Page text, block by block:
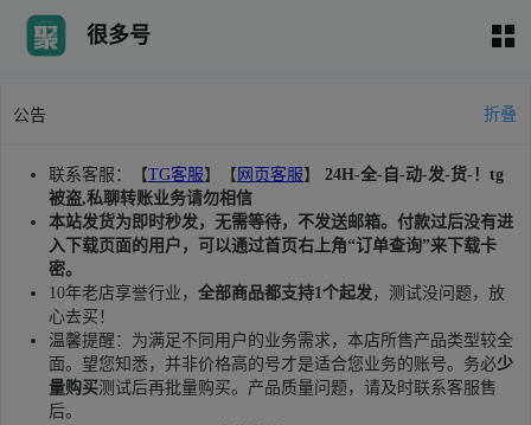
很多号
公告 折叠
联系客服：【TG客服】【 网页客服】 24H-全-自-动-发-货-！tg
被盗,私聊转账业务请勿相信
本站发货为即时秒发，无需等待，不发送邮箱。付款过后没有进
入下载页面的用户，可以通过首页右上角“订单查询”来下载卡
密。
10年老店享誉行业， 全部商品都支持1个起发，测试没问题，放
心去买！
温馨提醒：为满足不同用户的业务需求，本店所售产品类型较全
面。望您知悉，并非价格高的号才是适合您业务的账号。务必少
量购买测试后再批量购买。产品质量问题，请及时联系客服售
后。